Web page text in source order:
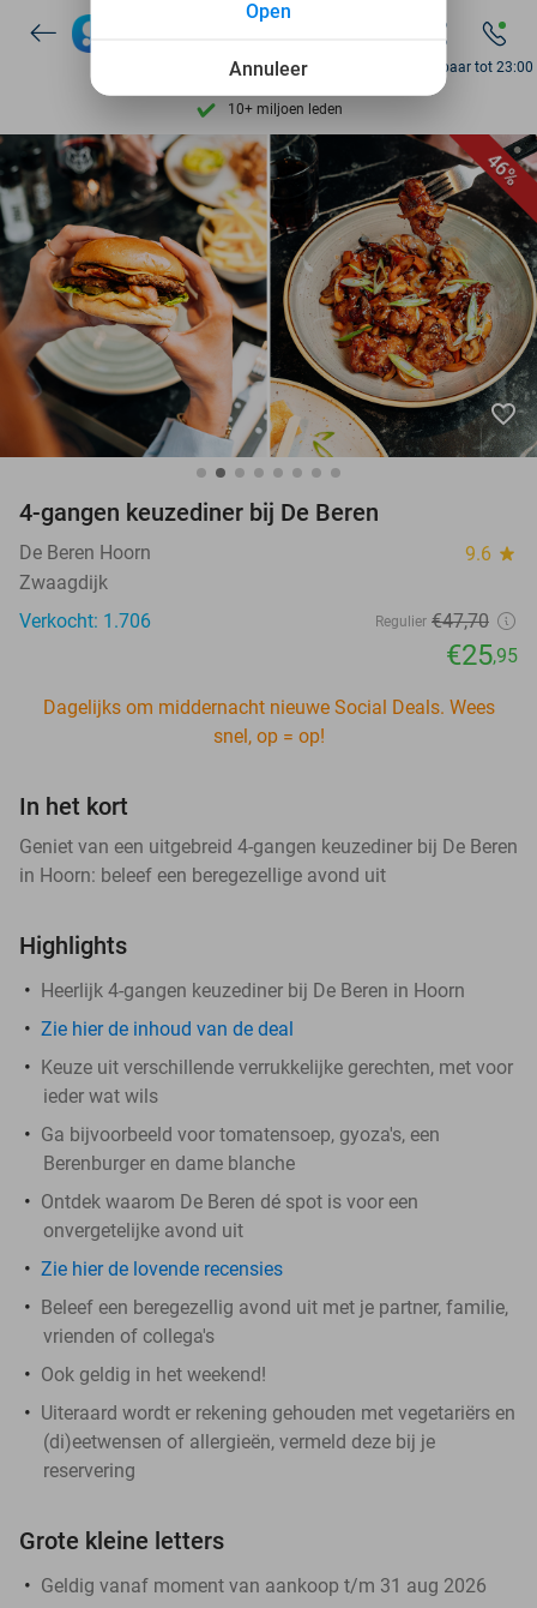
7 dagen per week beschikbaar
10+ miljoen leden
9,4 op basis van
Ontdek 15.000+ deals
7 dagen per week beschikbaar
10+ miljoen leden
Bereikbaar tot 23:00
46%
favorite_border
4-gangen keuzediner bij De Beren
De Beren Hoorn 9.6 star
Zwaagdijk
Verkocht: 1.706
Regulier €47,70
€25,95
Dagelijks om middernacht nieuwe Social Deals. Wees
snel, op = op!
In het kort
Geniet van een uitgebreid 4-gangen keuzediner bij De Beren
in Hoorn: beleef een beregezellige avond uit
Highlights
Heerlijk 4-gangen keuzediner bij De Beren in Hoorn
Zie hier de inhoud van de deal
Keuze uit verschillende verrukkelijke gerechten, met voor
ieder wat wils
Ga bijvoorbeeld voor tomatensoep, gyoza's, een
Berenburger en dame blanche
Ontdek waarom De Beren dé spot is voor een
onvergetelijke avond uit
Zie hier de lovende recensies
Beleef een beregezellig avond uit met je partner, familie,
vrienden of collega's
Ook geldig in het weekend!
Uiteraard wordt er rekening gehouden met vegetariërs en
(di)eetwensen of allergieën, vermeld deze bij je
reservering
Grote kleine letters
Geldig vanaf moment van aankoop t/m 31 aug 2026
Annuleer
Open